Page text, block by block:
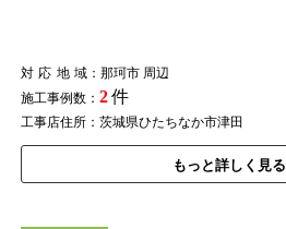
対応地域：那珂市 周辺
施工事例数： 2件
工事店住所：茨城県ひたちなか市津田
もっと詳しく見る